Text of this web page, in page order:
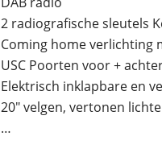
2 radiografische sleutels
Coming home verlichting
USC Poorten voor +
Elektrisch inklapbare en
20″ velgen, vertonen
…